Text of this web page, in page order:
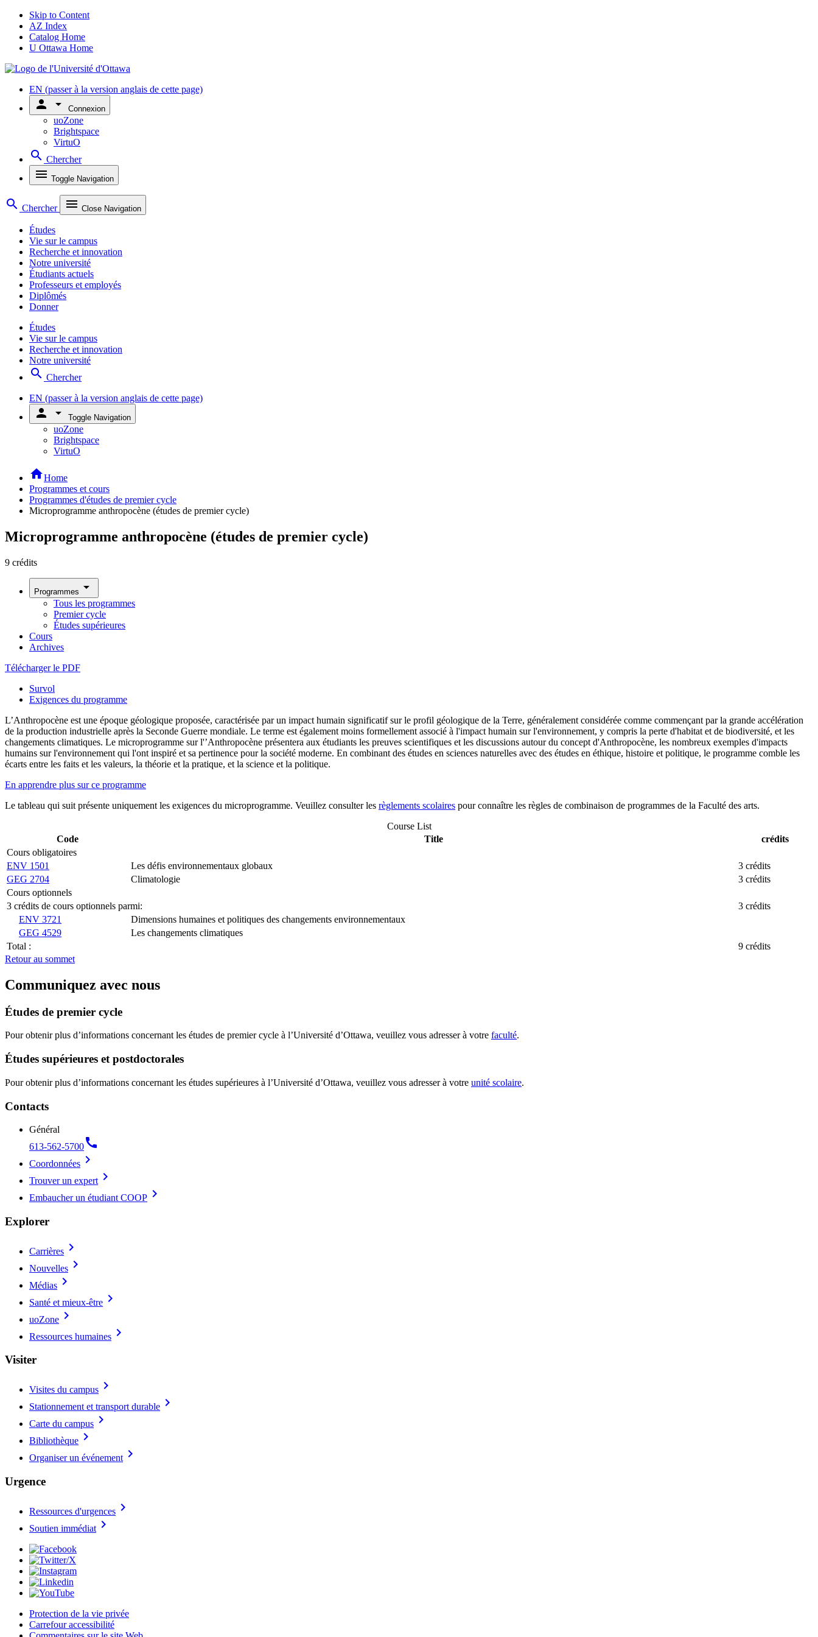
Skip to Content
AZ Index
Catalog Home
U Ottawa Home
EN (passer à la version anglais de cette page)
person arrow_drop_down Connexion
uoZone
Brightspace
VirtuO
search Chercher
menu Toggle Navigation
search Chercher menu Close Navigation
Études
Vie sur le campus
Recherche et innovation
Notre université
Étudiants actuels
Professeurs et employés
Diplômés
Donner
Études
Vie sur le campus
Recherche et innovation
Notre université
search Chercher
EN (passer à la version anglais de cette page)
person arrow_drop_down Toggle Navigation
uoZone
Brightspace
VirtuO
homeHome
Programmes et cours
Programmes d'études de premier cycle
Microprogramme anthropocène (études de premier cycle)
Microprogramme anthropocène (études de premier cycle)
9 crédits
Programmes arrow_drop_down
Tous les programmes
Premier cycle
Études supérieures
Cours
Archives
Télécharger le PDF
Survol
Exigences du programme
L’Anthropocène est une époque géologique proposée, caractérisée par un impact humain significatif sur le profil géologique de la Terre, généralement considérée comme commençant par la grande accélération
de la production industrielle après la Seconde Guerre mondiale. Le terme est également moins formellement associé à l'impact humain sur l'environnement, y compris la perte d'habitat et de biodiversité, et les
changements climatiques. Le microprogramme sur l'’Anthropocène présentera aux étudiants les preuves scientifiques et les discussions autour du concept d'Anthropocène, les nombreux exemples d'impacts
humains sur l'environnement qui l'ont inspiré et sa pertinence pour la société moderne. En combinant des études en sciences naturelles avec des études en éthique, histoire et politique, le programme comble les
écarts entre les faits et les valeurs, la théorie et la pratique, et la science et la politique.
En apprendre plus sur ce programme
Le tableau qui suit présente uniquement les exigences du microprogramme. Veuillez consulter les règlements scolaires pour connaître les règles de combinaison de programmes de la Faculté des arts.
Course List
Code
Title
crédits
Cours obligatoires
ENV 1501
Les défis environnementaux globaux
3 crédits
GEG 2704
Climatologie
3 crédits
Cours optionnels
3 crédits de cours optionnels parmi:
3 crédits
ENV 3721
Dimensions humaines et politiques des changements environnementaux
GEG 4529
Les changements climatiques
Total :
9 crédits
Retour au sommet
Communiquez avec nous
Études de premier cycle
Pour obtenir plus d’informations concernant les études de premier cycle à l’Université d’Ottawa, veuillez vous adresser à votre faculté.
Études supérieures et postdoctorales
Pour obtenir plus d’informations concernant les études supérieures à l’Université d’Ottawa, veuillez vous adresser à votre unité scolaire.
Contacts
Général
613-562-5700call
Coordonnées chevron_right
Trouver un expert chevron_right
Embaucher un étudiant COOP chevron_right
Explorer
Carrières chevron_right
Nouvelles chevron_right
Médias chevron_right
Santé et mieux-être chevron_right
uoZone chevron_right
Ressources humaines chevron_right
Visiter
Visites du campus chevron_right
Stationnement et transport durable chevron_right
Carte du campus chevron_right
Bibliothèque chevron_right
Organiser un événement chevron_right
Urgence
Ressources d'urgences chevron_right
Soutien immédiat chevron_right
Protection de la vie privée
Carrefour accessibilité